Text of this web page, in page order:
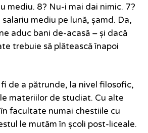
mediu. 8? Nu-i mai dai nimic. 7?
salariu mediu pe lună, șamd. Da,
aduc bani de-acasă – și dacă
trebuie să plătească înapoi
de a pătrunde, la nivel filosofic,
materiilor de studiat. Cu alte
facultate numai chestiile cu
le mutăm în școli post-liceale.